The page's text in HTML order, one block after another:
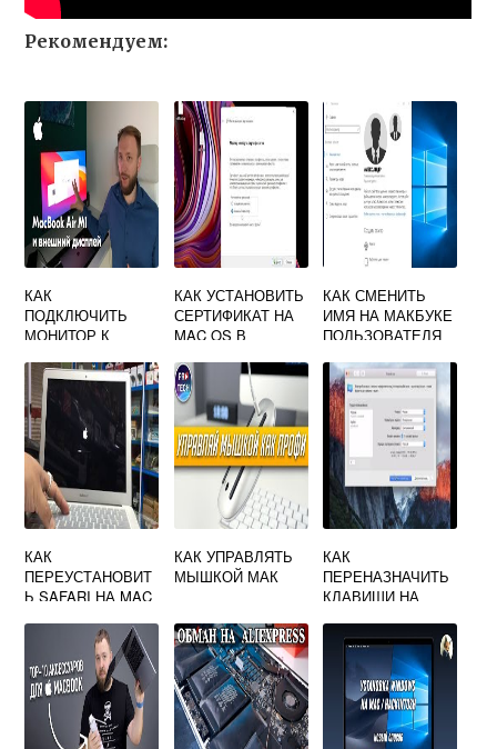
Рекомендуем:
КАК
ПОДКЛЮЧИТЬ
МОНИТОР К
КАК УСТАНОВИТЬ
СЕРТИФИКАТ НА
MAC OS В
КОРНЕВЫЕ
ЦЕНТРЫ
СЕРТИФИКАЦИИ
КАК СМЕНИТЬ
ИМЯ НА МАКБУКЕ
ПОЛЬЗОВАТЕЛЯ
КАК
ПЕРЕУСТАНОВИТ
Ь SAFARI НА MAC
КАК УПРАВЛЯТЬ
МЫШКОЙ МАК
КАК
ПЕРЕНАЗНАЧИТЬ
КЛАВИШИ НА
OS